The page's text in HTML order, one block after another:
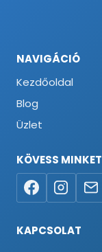
NAVIGÁCIÓ
Kezdőoldal
Blog
Üzlet
KÖVESS MINKET
KAPCSOLAT